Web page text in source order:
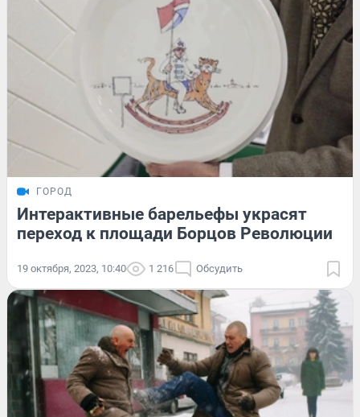
ГОРОД
Интерактивные барельефы украсят
переход к площади Борцов Революции
19 октября, 2023, 10:40 1 216 Обсудить